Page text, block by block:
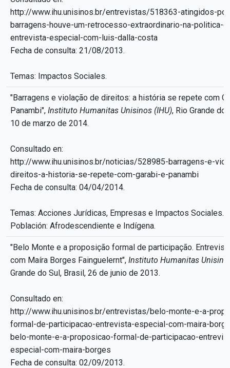
http://www.ihu.unisinos.br/entrevistas/518363-atingidos-
barragens-houve-um-retrocesso-extraordinario-na-politica-
entrevista-especial-com-luis-dalla-costa
Fecha de consulta: 21/08/2013.
Temas: Impactos Sociales.
"Barragens e violação de direitos: a história se repete com
Panambi", Instituto Humanitas Unisinos (IHU), Rio Grande do
10 de marzo de 2014.
Consultado en:
http://www.ihu.unisinos.br/noticias/528985-barragens-e-
direitos-a-historia-se-repete-com-garabi-e-panambi
Fecha de consulta: 04/04/2014.
Temas: Acciones Jurídicas, Empresas e Impactos Sociales.
Población: Afrodescendiente e Indígena.
"Belo Monte e a proposição formal de participação.
com Maíra Borges Fainguelernt", Instituto Humanitas
Grande do Sul, Brasil, 26 de junio de 2013.
Consultado en:
http://www.ihu.unisinos.br/entrevistas/belo-monte-e-a-
formal-de-participacao-entrevista-especial-com-maira-
belo-monte-e-a-proposicao-formal-de-participacao-
especial-com-maira-borges
Fecha de consulta: 02/09/2013.